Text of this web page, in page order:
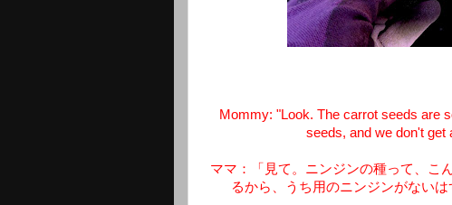
Mommy: "Look. The carrot seeds are
seeds, and we don't get
ママ：「見て。ニンジンの種って、こ
るから、うち用のニンジンがない